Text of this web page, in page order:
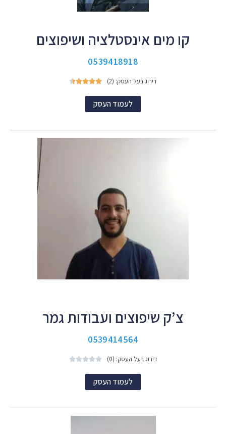
קו מים אינסטלציה ושיפוצים
0539418918
דירוג בעל העסק: (2) 




לעמוד העסק
צ’ק שיפוצים ועבודות גמר
0539414564
דירוג בעל העסק: (0) 




לעמוד העסק